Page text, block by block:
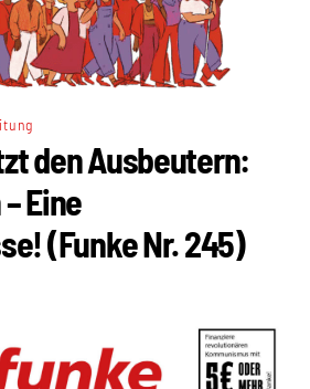
den Ausbeutern:
Eine
(Funke Nr. 245)